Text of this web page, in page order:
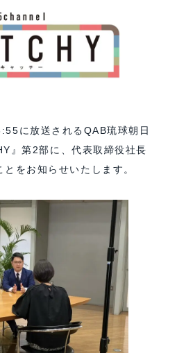
に放送されるQAB琉球朝日
』第2部に、代表取締役社長
をお知らせいたします。